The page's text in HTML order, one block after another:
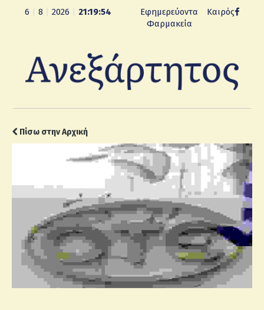
6 8 2026 21:19:55
Εφημερεύοντα
Φαρμακεία
Καιρός
Πίσω στην Αρχική